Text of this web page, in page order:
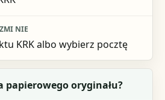
KRK albo wybierz pocztę
papierowego oryginału?